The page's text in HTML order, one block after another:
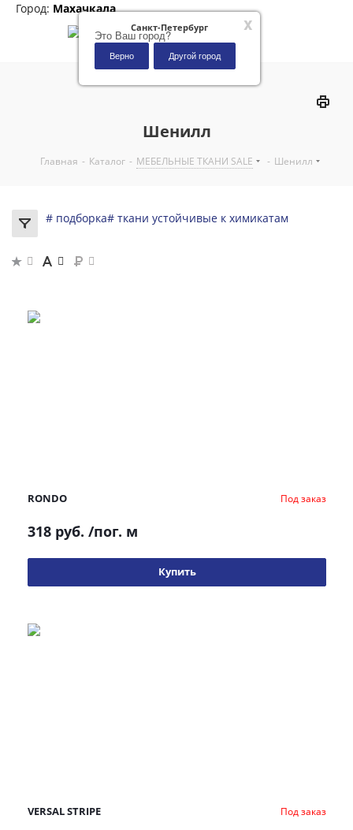
x
Санкт-Петербург
Это Ваш город?
Верно Другой город
Город: Махачкала
Шенилл
Главная - Каталог - МЕБЕЛЬНЫЕ ТКАНИ SALE - Шенилл
# подборка# ткани устойчивые к химикатам
RONDO Под заказ
318 руб. /пог. м
Купить
VERSAL STRIPE Под заказ